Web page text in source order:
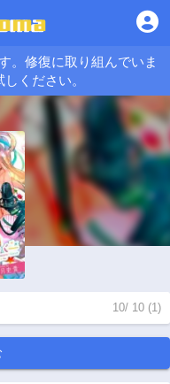
。修復に取り組んでいま
ください。
10/ 10 (1)